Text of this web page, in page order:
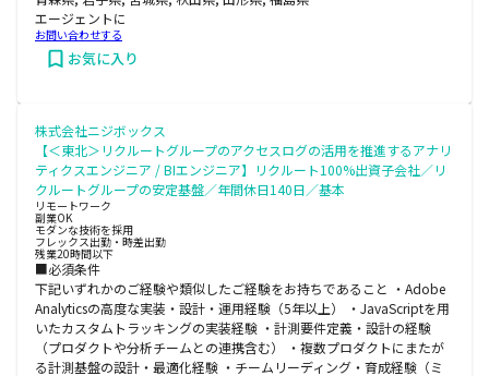
エージェントに
お問い合わせする
お気に入り
株式会社ニジボックス
【＜東北＞リクルートグループのアクセスログの活用を推進するアナリ
ティクスエンジニア / BIエンジニア】リクルート100%出資子会社／リ
クルートグループの安定基盤／年間休日140日／基本
リモートワーク
副業OK
モダンな技術を採用
フレックス出勤・時差出勤
残業20時間以下
■必須条件
下記いずれかのご経験や類似したご経験をお持ちであること ・Adobe
Analyticsの高度な実装・設計・運用経験（5年以上） ・JavaScriptを用
いたカスタムトラッキングの実装経験 ・計測要件定義・設計の経験
（プロダクトや分析チームとの連携含む） ・複数プロダクトにまたが
る計測基盤の設計・最適化経験 ・チームリーディング・育成経験（ミ